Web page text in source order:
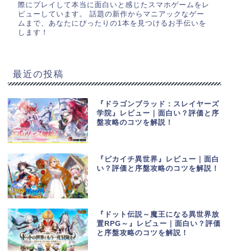
際にプレイして本当に面白いと感じたスマホゲームをレ
ビューしています。 話題の新作からマニアックなゲー
ムまで、あなたにぴったりの1本を見つけるお手伝いを
します！
最近の投稿
『ドラゴンブラッド：スレイヤーズ
学院』レビュー｜面白い？評価と序
盤攻略のコツを解説！
『ピカイチ異世界』レビュー｜面白
い？評価と序盤攻略のコツを解説！
『ドット伝説～魔王になる異世界放
置RPG～』レビュー｜面白い？評価
と序盤攻略のコツを解説！